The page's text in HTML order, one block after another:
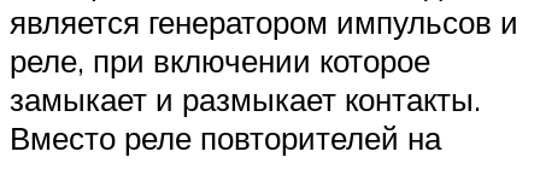
является генератором импульсов и
реле, при включении которое
замыкает и размыкает контакты.
Вместо реле повторителей на